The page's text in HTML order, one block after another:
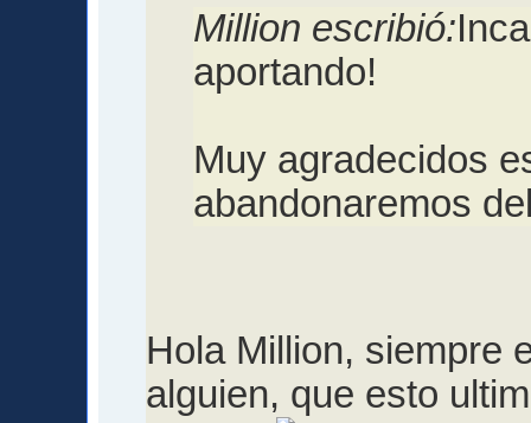
Million escribió:
aportando!
Muy agradecidos
abandonaremos
Hola Million, siempre
alguien, que esto